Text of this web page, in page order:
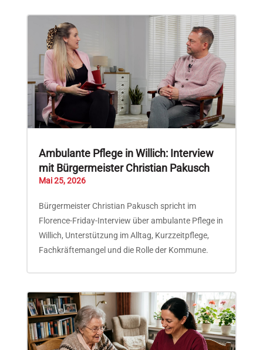
Ambulante Pflege in Willich: Interview
mit Bürgermeister Christian Pakusch
Mai 25, 2026
Bürgermeister Christian Pakusch spricht im
Florence-Friday-Interview über ambulante Pflege in
Willich, Unterstützung im Alltag, Kurzzeitpflege,
Fachkräftemangel und die Rolle der Kommune.